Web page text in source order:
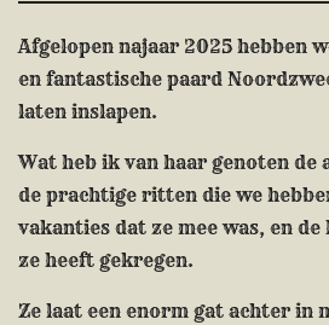
Afgelopen najaar 2025 hebben
en fantastische paard
laten inslapen.
Wat heb ik van haar genoten de
de prachtige ritten die we
vakanties dat ze mee was, en
ze heeft gekregen.
Ze laat een enorm gat achter in